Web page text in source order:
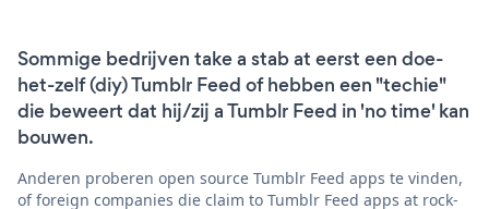
Sommige bedrijven take a stab at eerst een doe-
het-zelf (diy) Tumblr Feed of hebben een "techie"
die beweert dat hij/zij a Tumblr Feed in 'no time' kan
bouwen.
Anderen proberen open source Tumblr Feed apps te vinden,
of foreign companies die claim to Tumblr Feed apps at rock-